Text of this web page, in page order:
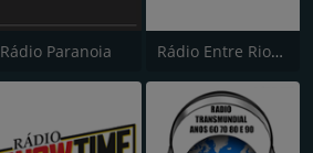
Rádio Paranoia Rádio Entre Rios FM 104.9